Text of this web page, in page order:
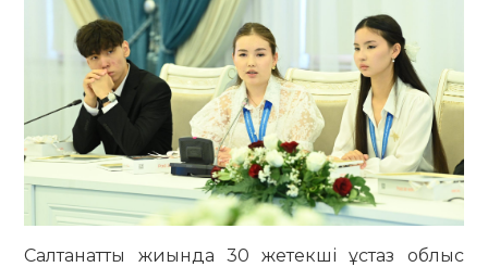
Салтанатты жиында 30 жетекші ұстаз облыс